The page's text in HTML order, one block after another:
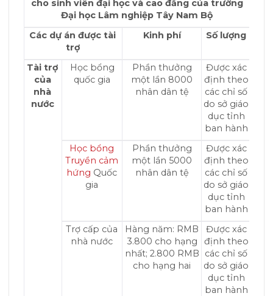
cho sinh viên đại học và cao đẳng của trường
Đại học Lâm nghiệp Tây Nam Bộ
Các dự án được tài
trợ
Kinh phí Số lượng
Tài trợ
của
nhà
nước
Học bổng
quốc gia
Phần thưởng
một lần 8000
nhân dân tệ
Được xác
định theo
các chỉ số
do sở giáo
dục tỉnh
ban hành
Học bổng
Truyền cảm
hứng Quốc
gia
Phần thưởng
một lần 5000
nhân dân tệ
Được xác
định theo
các chỉ số
do sở giáo
dục tỉnh
ban hành
Trợ cấp của
nhà nước
Hàng năm: RMB
3.800 cho hạng
nhất; 2.800 RMB
cho hạng hai
Được xác
định theo
các chỉ số
do sở giáo
dục tỉnh
ban hành